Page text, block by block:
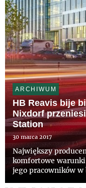
ARCHIWUM
HB Reavis bije
Nixdorf
Station
30 marca 2017
Największy
komfortowe
jego pracowników